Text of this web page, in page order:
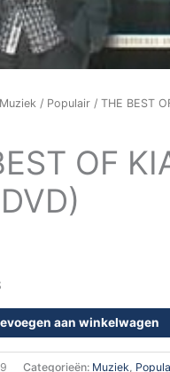
Muziek / Populair / THE BEST
OF
aan winkelwagen
Categorieën: Muziek,